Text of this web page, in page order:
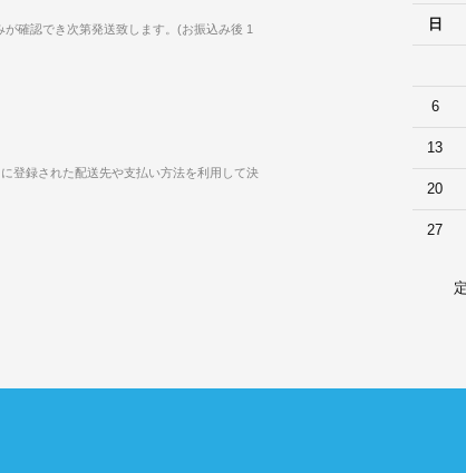
が確認でき次第発送致します。(お振込み後 1
登録された配送先や支払い方法を利用して決
日
6
13
20
27